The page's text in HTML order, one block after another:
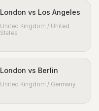
London vs Los Angeles
United Kingdom / United
States
London vs Berlin
United Kingdom / Germany